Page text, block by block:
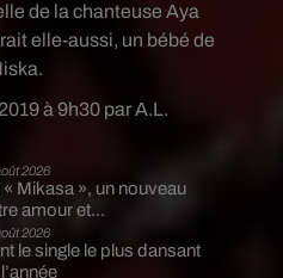
à 9h30 par A.L.
de la chanteuse Aya
elle-aussi, un bébé de
2026
Mikasa », un nouveau
amour et...
2026
le single le plus dansant